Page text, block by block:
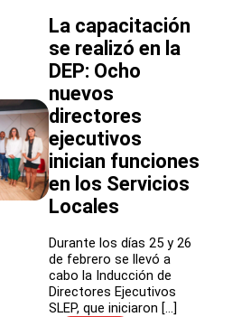
tiene
la
DEP
tras
Nacional
de
Directores
de
los
La capacitación
se realizó en la
DEP: Ocho
nuevos
directores
ejecutivos
inician funciones
en los Servicios
Locales
Durante los días 25 y 26
de febrero se llevó a
cabo la Inducción de
Directores Ejecutivos
SLEP, que iniciaron […]